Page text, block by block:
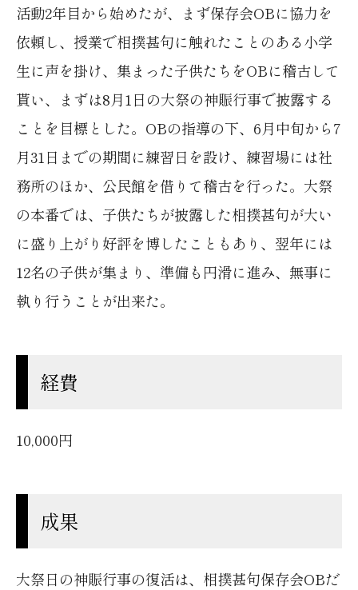
東京都渋谷区代々木1-1-2
✕閉じる
活動2年目から始めたが、まず保存会OBに協力を
依頼し、授業で相撲甚句に触れたことのある小学
生に声を掛け、集まった子供たちをOBに稽古して
貰い、まずは8月1日の大祭の神賑行事で披露する
ことを目標とした。OBの指導の下、6月中旬から7
月31日までの期間に練習日を設け、練習場には社
務所のほか、公民館を借りて稽古を行った。大祭
の本番では、子供たちが披露した相撲甚句が大い
に盛り上がり好評を博したこともあり、翌年には
12名の子供が集まり、準備も円滑に進み、無事に
執り行うことが出来た。
経費
10,000円
成果
大祭日の神賑行事の復活は、相撲甚句保存会OBだ